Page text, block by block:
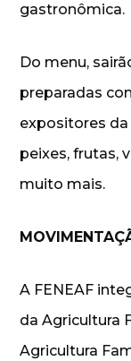
gastronômica.
Do menu,
preparadas
expositores da
peixes, frutas,
muito mais.
A FENEAF
da Agricultura
Agricultura